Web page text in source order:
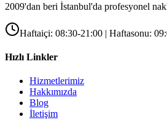
2009'dan beri İstanbul'da profesyonel
Haftaiçi: 08:30-21:00 | Haftasonu:
Hızlı Linkler
Hizmetlerimiz
Hakkımızda
Blog
İletişim